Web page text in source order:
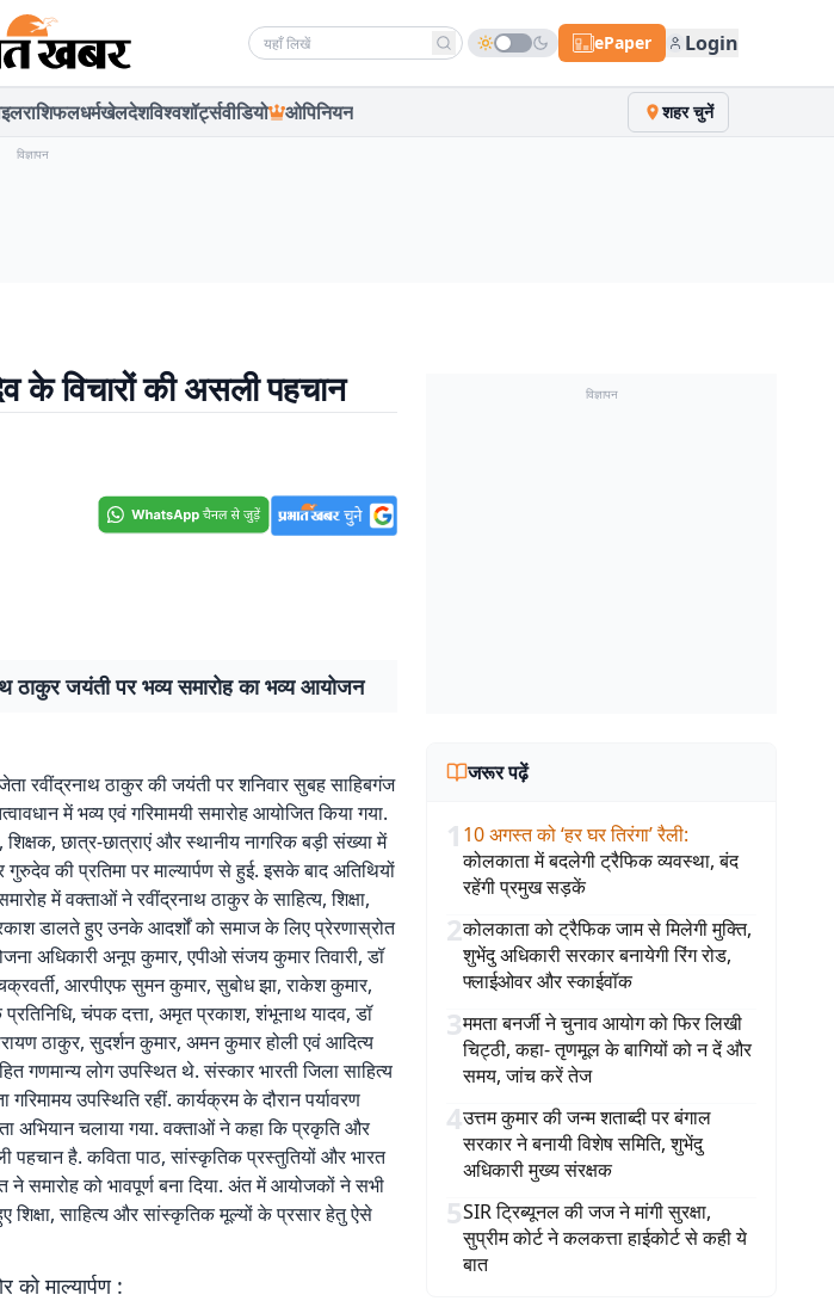
Search news ePaper Login
राशिफलधर्मखेलदेशविश्वशॉर्ट्सवीडियो ओपिनियन शहर चुनें
विज्ञापन
के विचारों की असली पहचान
ठाकुर जयंती पर भव्य समारोह का भव्य आयोजन
रवींद्रनाथ ठाकुर की जयंती पर शनिवार सुबह साहिबगंज
में भव्य एवं गरिमामयी समारोह आयोजित किया गया.
शिक्षक, छात्र-छात्राएं और स्थानीय नागरिक बड़ी संख्या में
की प्रतिमा पर माल्यार्पण से हुई. इसके बाद अतिथियों
में वक्ताओं ने रवींद्रनाथ ठाकुर के साहित्य, शिक्षा,
डालते हुए उनके आदर्शों को समाज के लिए प्रेरणास्रोत
अधिकारी अनूप कुमार, एपीओ संजय कुमार तिवारी, डॉ
आरपीएफ सुमन कुमार, सुबोध झा, राकेश कुमार,
चंपक दत्ता, अमृत प्रकाश, शंभूनाथ यादव, डॉ
ठाकुर, सुदर्शन कुमार, अमन कुमार होली एवं आदित्य
गणमान्य लोग उपस्थित थे. संस्कार भारती जिला साहित्य
उपस्थिति रहीं. कार्यक्रम के दौरान पर्यावरण
अभियान चलाया गया. वक्ताओं ने कहा कि प्रकृति और
पहचान है. कविता पाठ, सांस्कृतिक प्रस्तुतियों और भारत
ने समारोह को भावपूर्ण बना दिया. अंत में आयोजकों ने सभी
शिक्षा, साहित्य और सांस्कृतिक मूल्यों के प्रसार हेतु ऐसे
को माल्यार्पण :
विज्ञापन
जरूर पढ़ें
1 10 अगस्त को ‘हर घर तिरंगा’ रैली:
कोलकाता में बदलेगी ट्रैफिक व्यवस्था, बंद
रहेंगी प्रमुख सड़कें
2कोलकाता को ट्रैफिक जाम से मिलेगी मुक्ति,
शुभेंदु अधिकारी सरकार बनायेगी रिंग रोड,
फ्लाईओवर और स्काईवॉक
3ममता बनर्जी ने चुनाव आयोग को फिर लिखी
चिट्ठी, कहा- तृणमूल के बागियों को न दें और
समय, जांच करें तेज
4उत्तम कुमार की जन्म शताब्दी पर बंगाल
सरकार ने बनायी विशेष समिति, शुभेंदु
अधिकारी मुख्य संरक्षक
5SIR ट्रिब्यूनल की जज ने मांगी सुरक्षा,
सुप्रीम कोर्ट ने कलकत्ता हाईकोर्ट से कही ये
बात